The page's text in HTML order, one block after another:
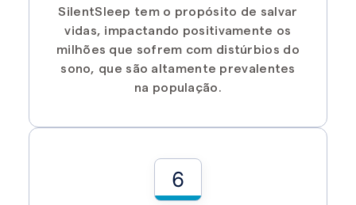
SilentSleep tem o propósito de salvar
vidas, impactando positivamente os
milhões que sofrem com distúrbios do
sono, que são altamente prevalentes
na população.
6